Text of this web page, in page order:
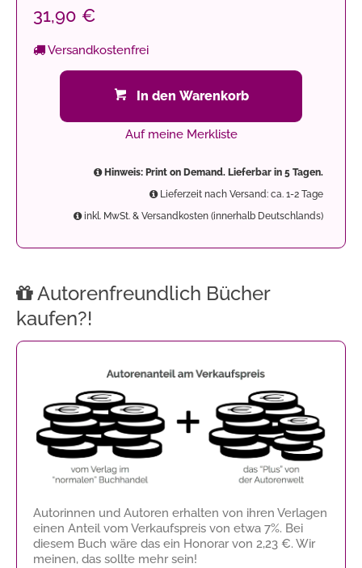
31,90 €
Versandkostenfrei
In den Warenkorb
Auf meine Merkliste
Hinweis: Print on Demand. Lieferbar in 5 Tagen.
Lieferzeit nach Versand: ca. 1-2 Tage
inkl. MwSt. & Versandkosten (innerhalb Deutschlands)
Autorenfreundlich Bücher
kaufen?!
Autorinnen und Autoren erhalten von ihren Verlagen
einen Anteil vom Verkaufspreis von etwa 7%. Bei
diesem Buch wäre das ein Honorar von 2,23 €. Wir
meinen, das sollte mehr sein!